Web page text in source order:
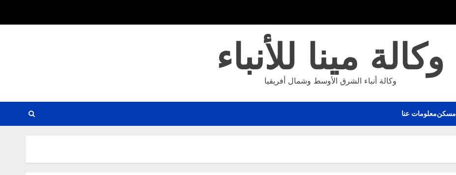
وكالة مينا للأنباء
وكالة أنباء الشرق الأوسط وشمال أفريقيا
مسكنمعلومات عنا